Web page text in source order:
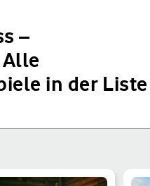
–
in der Liste